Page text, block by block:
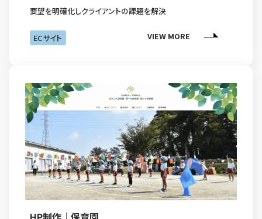
要望を明確化しクライアントの課題を解決
ECサイト VIEW MORE